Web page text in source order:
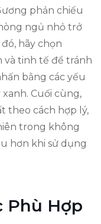
phản chiếu
ngủ nhỏ trở
hãy chọn
và tinh tế để tránh
bằng các yếu
Cuối cùng,
theo cách hợp lý,
trong không
hơn khi sử dụng
Phù Hợp